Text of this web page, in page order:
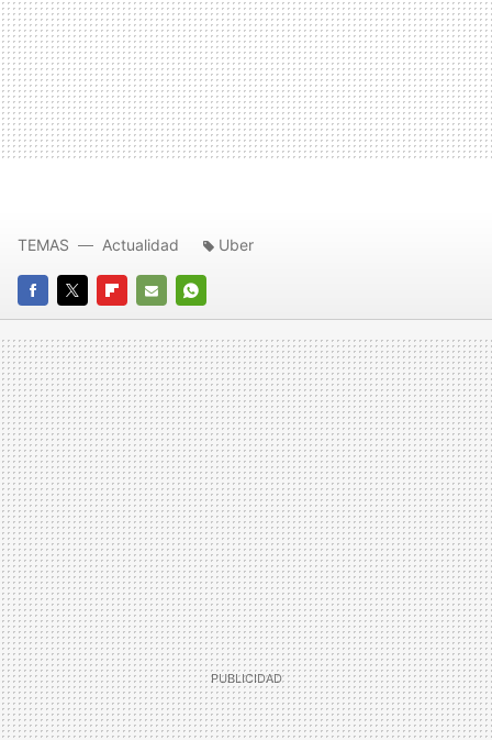
FACEBOOK
TWITTERFLIPBOARD
E-
MAIL
WHATSAPP
TEMAS Actualidad Uber